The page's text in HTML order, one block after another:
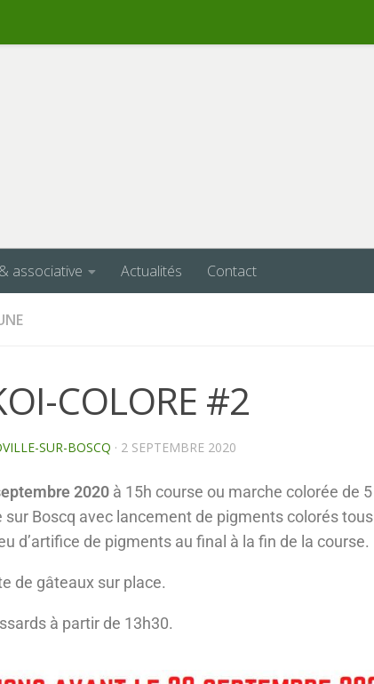
associative Actualités Contact
COLORE #2
SUR-BOSCQ · 2 SEPTEMBRE 2020
2020 à 15h course ou marche colorée de 5
sur Boscq avec lancement de pigments colorés tous
d’artifice de pigments au final à la fin de la course.
de gâteaux sur place.
à partir de 13h30.